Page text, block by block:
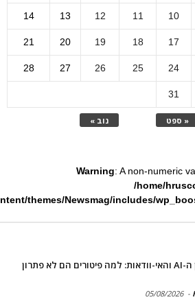
« ספט נוב »
10
11
12
13
14
17
18
19
20
21
24
25
26
27
28
31
Warning: A non-numeric
/home/
themes/Newsmag/includes/
שימור עובדים בעידן ה-AI והאי-וודאות: למה פיטורים הם לא פתרון
-
05/08/2026